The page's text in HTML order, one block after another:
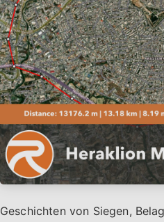
Geschichten von Siegen,